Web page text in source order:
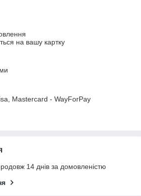
на вашу картку
Mastercard - WayForPay
14 днів за домовленістю